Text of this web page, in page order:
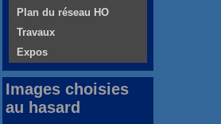
Plan du réseau HO
Travaux
Expos
Images choisies
au hasard